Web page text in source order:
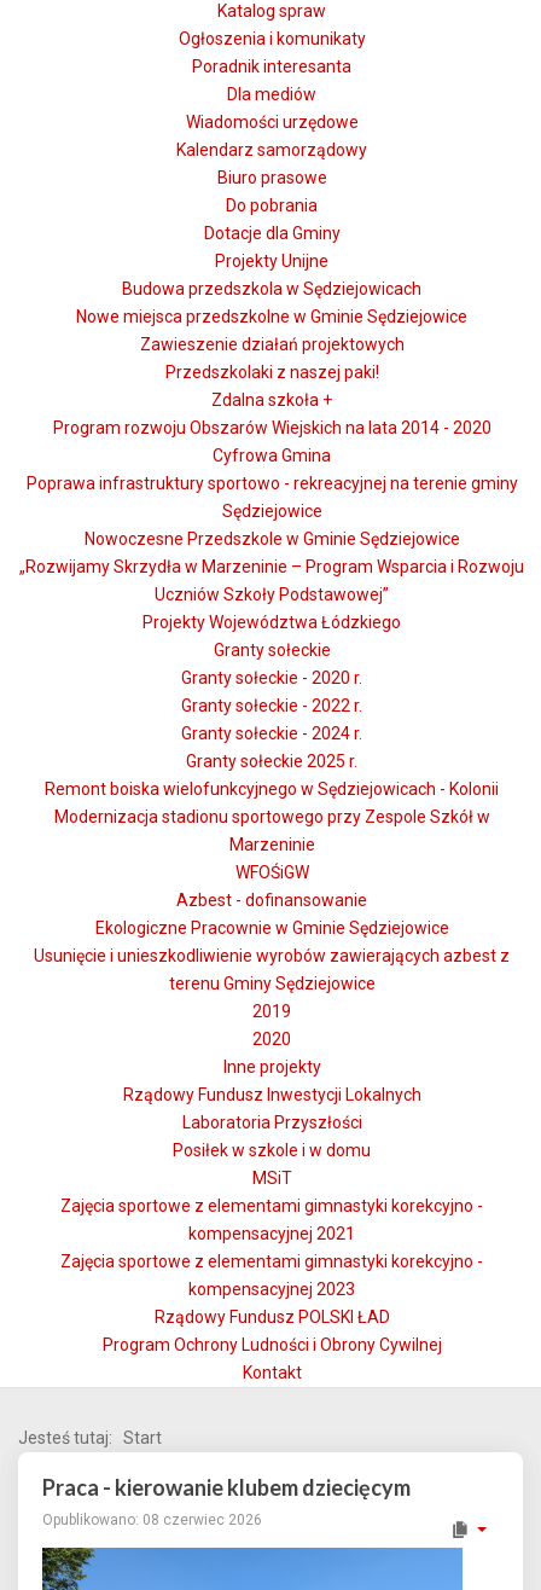
Katalog spraw
Ogłoszenia i komunikaty
Poradnik interesanta
Dla mediów
Wiadomości urzędowe
Kalendarz samorządowy
Biuro prasowe
Do pobrania
Dotacje dla Gminy
Projekty Unijne
Budowa przedszkola w Sędziejowicach
Nowe miejsca przedszkolne w Gminie Sędziejowice
Zawieszenie działań projektowych
Przedszkolaki z naszej paki!
Zdalna szkoła +
Program rozwoju Obszarów Wiejskich na lata 2014 - 2020
Cyfrowa Gmina
Poprawa infrastruktury sportowo - rekreacyjnej na terenie gminy
Sędziejowice
Nowoczesne Przedszkole w Gminie Sędziejowice
„Rozwijamy Skrzydła w Marzeninie – Program Wsparcia i Rozwoju
Uczniów Szkoły Podstawowej”
Projekty Województwa Łódzkiego
Granty sołeckie
Granty sołeckie - 2020 r.
Granty sołeckie - 2022 r.
Granty sołeckie - 2024 r.
Granty sołeckie 2025 r.
Remont boiska wielofunkcyjnego w Sędziejowicach - Kolonii
Modernizacja stadionu sportowego przy Zespole Szkół w
Marzeninie
WFOŚiGW
Azbest - dofinansowanie
Ekologiczne Pracownie w Gminie Sędziejowice
Usunięcie i unieszkodliwienie wyrobów zawierających azbest z
terenu Gminy Sędziejowice
2019
2020
Inne projekty
Rządowy Fundusz Inwestycji Lokalnych
Laboratoria Przyszłości
Posiłek w szkole i w domu
MSiT
Zajęcia sportowe z elementami gimnastyki korekcyjno -
kompensacyjnej 2021
Zajęcia sportowe z elementami gimnastyki korekcyjno -
kompensacyjnej 2023
Rządowy Fundusz POLSKI ŁAD
Program Ochrony Ludności i Obrony Cywilnej
Kontakt
Jesteś tutaj: Start
Praca - kierowanie klubem dziecięcym
Opublikowano: 08 czerwiec 2026